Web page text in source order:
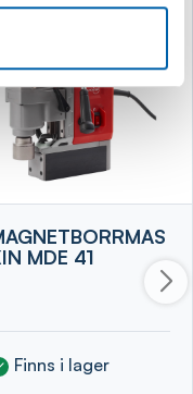
MDE 41
Finns i lager